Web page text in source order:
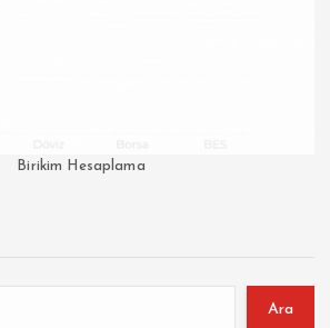
Birikim Hesaplama
Ara